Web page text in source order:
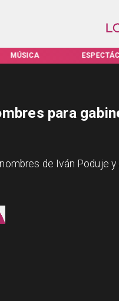
MÚSICA
para
de Iván Poduje